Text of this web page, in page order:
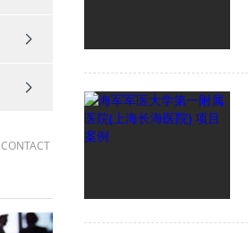
CONTACT